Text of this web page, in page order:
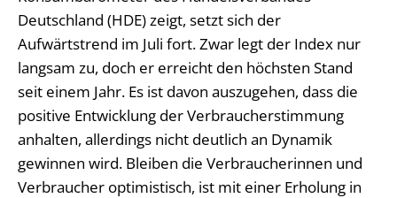
Deutschland (HDE) zeigt, setzt sich der
Aufwärtstrend im Juli fort. Zwar legt der Index nur
langsam zu, doch er erreicht den höchsten Stand
seit einem Jahr. Es ist davon auszugehen, dass die
positive Entwicklung der Verbraucherstimmung
anhalten, allerdings nicht deutlich an Dynamik
gewinnen wird. Bleiben die Verbraucherinnen und
Verbraucher optimistisch, ist mit einer Erholung in